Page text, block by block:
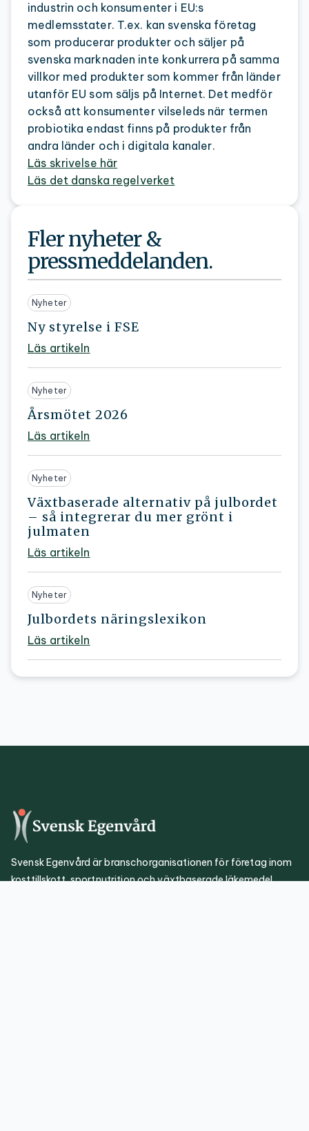
industrin och konsumenter i EU:s
medlemsstater. T.ex. kan svenska företag
som producerar produkter och säljer på
svenska marknaden inte konkurrera på samma
villkor med produkter som kommer från länder
utanför EU som säljs på Internet. Det medför
också att konsumenter vilseleds när termen
probiotika endast finns på produkter från
andra länder och i digitala kanaler.
Läs skrivelse här
Läs det danska regelverket
Fler nyheter &
pressmeddelanden.
Ny styrelse i FSE
Nyheter
Läs artikeln
Årsmötet 2026
Nyheter
Läs artikeln
Växtbaserade alternativ på julbordet
– så integrerar du mer grönt i
julmaten
Nyheter
Läs artikeln
Julbordets näringslexikon
Nyheter
Läs artikeln
Svensk Egenvård är branschorganisationen för företag inom
kosttillskott, sportnutrition och växtbaserade läkemedel